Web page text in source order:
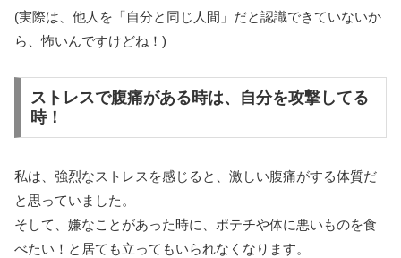
(実際は、他人を「自分と同じ人間」だと認識できていないか
ら、怖いんですけどね！)
ストレスで腹痛がある時は、自分を攻撃してる
時！
私は、強烈なストレスを感じると、激しい腹痛がする体質だ
と思っていました。
そして、嫌なことがあった時に、ポテチや体に悪いものを食
べたい！と居ても立ってもいられなくなります。